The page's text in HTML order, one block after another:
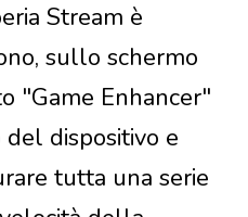
Stream è
sullo schermo
"Game Enhancer"
dispositivo e
tutta una serie